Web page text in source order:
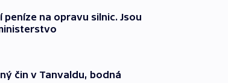
peníze na opravu silnic. Jsou
čin v Tanvaldu, bodná